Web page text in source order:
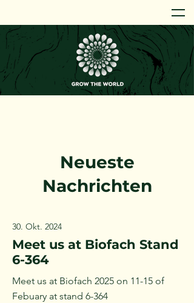
Neueste
Nachrichten
30. Okt. 2024
Meet us at Biofach Stand
6-364
Meet us at Biofach 2025 on 11-15 of
Febuary at stand 6-364